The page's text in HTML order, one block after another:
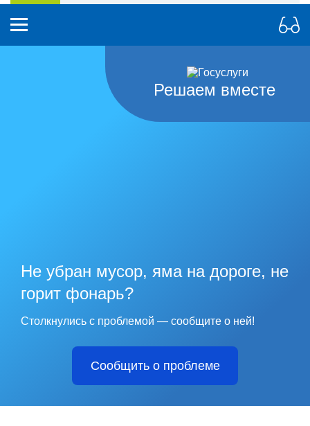
Решаем вместе
Не убран мусор, яма на дороге, не
горит фонарь?
Столкнулись с проблемой — сообщите о ней!
Сообщить о проблеме